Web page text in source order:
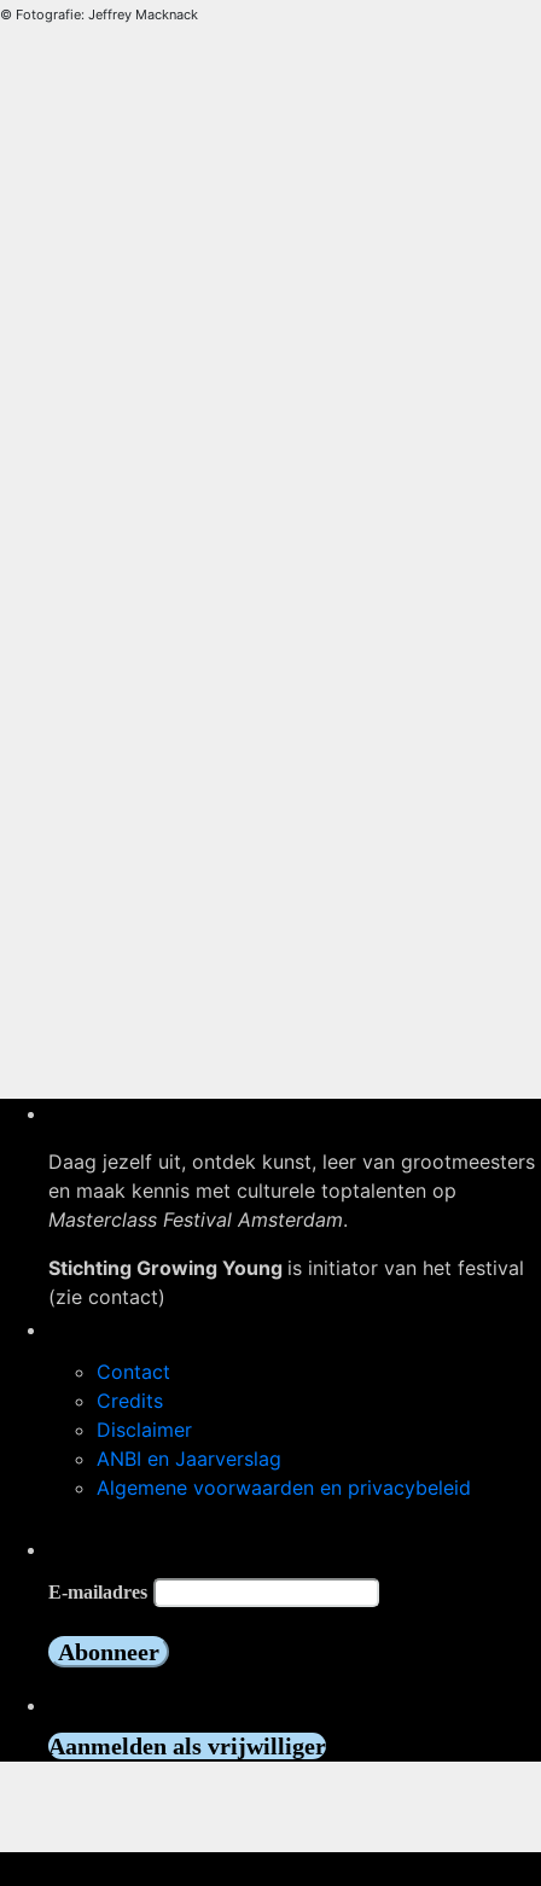
© Fotografie: Jeffrey Macknack
Daag jezelf uit, ontdek kunst, leer van grootmeesters
en maak kennis met culturele toptalenten op
Masterclass Festival Amsterdam.
Stichting Growing Young is initiator van het festival
(zie contact)
Contact
Credits
Disclaimer
ANBI en Jaarverslag
Algemene voorwaarden en privacybeleid
E-mailadres
Aanmelden als vrijwilliger